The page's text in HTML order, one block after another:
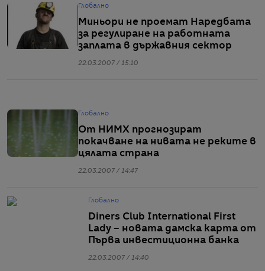
Глобално
Миньори не проемат Наредбата
за регулиране на работната
заплата в държавния сектор
22.03.2007 / 15:10
Глобално
От НИМХ прогнозират
покачване на нивата не реките в
цялата страна
22.03.2007 / 14:47
Глобално
Diners Club International First
Lady – новата дамска карта от
Първа инвестиционна банка
22.03.2007 / 14:40